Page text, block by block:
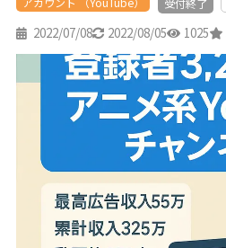
2022/07/08 2022/08/05 1025